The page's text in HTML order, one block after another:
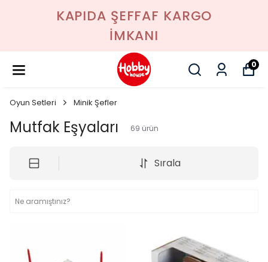
KAPIDA ŞEFFAF KARGO
İMKANI
0
Oyun Setleri Minik Şefler
Mutfak Eşyaları 69 ürün
Sırala